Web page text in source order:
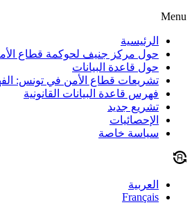
Menu
الرئيسية
حول مركز جنيف لحوكمة قطاع
حول قاعدة البيانات
تشريعات قطاع الأمن في تونس: الفهرس
فهرس قاعدة البيانات القانونية
تشريع جديد
الإحصائيات
سياسة خاصة
العربية
Français